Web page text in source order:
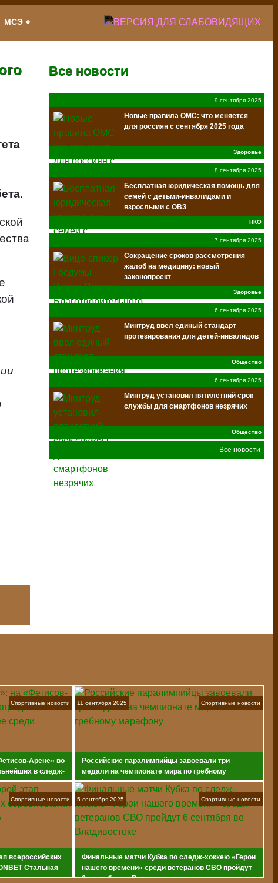
МСЭ
Все новости
9 сентября 2025
Новые правила ОМС: что меняется
для россиян с сентября 2025 года
Здоровье
8 сентября 2025
Бесплатная юридическая помощь для
семей с детьми-инвалидами и
взрослыми с ОВЗ
Благотворительного фонда «Клуб
Добряков»
НКО
7 сентября 2025
Сокращение сроков рассмотрения
жалоб на медицину: новый
законопроект
Здоровье
6 сентября 2025
Минтруд ввел единый стандарт
протезирования для детей-инвалидов
Общество
6 сентября 2025
Минтруд установил пятилетний срок
службы для смартфонов незрячих
Общество
Все новости
Арене» во
в следж-
Спортивные новости 11 сентября 2025
Российские паралимпийцы завоевали три
медали на чемпионате мира по гребному
марафону
Спортивные новости
всероссийских
Стальная
Спортивные новости 5 сентября 2025
Финальные матчи Кубка по следж-хоккею «Герои
нашего времени» среди ветеранов СВО пройдут
6 сентября во Владивостоке
Спортивные новости